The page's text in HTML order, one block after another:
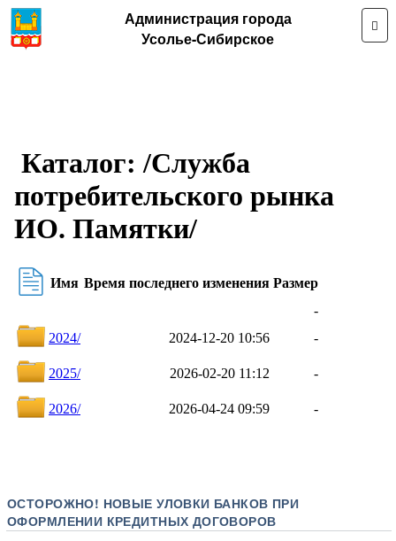
Администрация города
Усолье-Сибирское
ОСТОРОЖНО! НОВЫЕ УЛОВКИ БАНКОВ ПРИ
ОФОРМЛЕНИИ КРЕДИТНЫХ ДОГОВОРОВ